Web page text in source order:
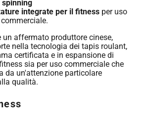
spinning
integrate per il fitness per uso
un affermato produttore cinese,
nella tecnologia dei tapis roulant,
certificata e in espansione di
sia per uso commerciale che
da un'attenzione particolare
qualità.